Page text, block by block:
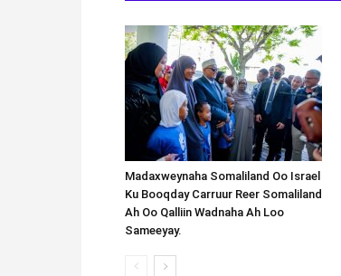
Madaxweynaha Somaliland Oo Israel
Ku Booqday Carruur Reer Somaliland
Ah Oo Qalliin Wadnaha Ah Loo
Sameeyay.